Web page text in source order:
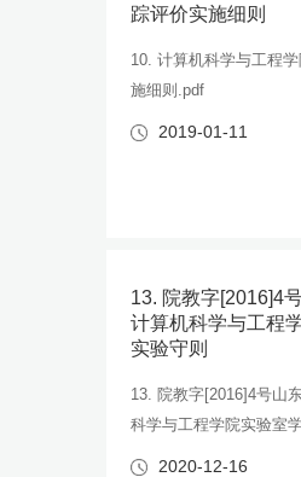
踪评价实施细则
10. 计算机科学与工程
施细则.pdf
2019-01-11
13. 院教字[2016]4
计算机科学与工程
实验守则
13. 院教字[2016]4号山
科学与工程学院实验室
2020-12-16